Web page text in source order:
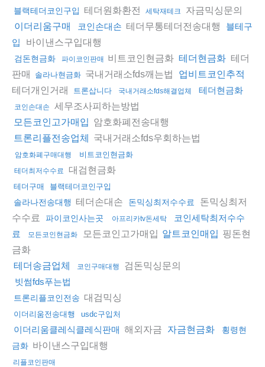
블랙테더코인구입 테더원화환전 세탁재테크 자금믹싱문의
이더리움구매 코인손대손 테더무통테더전송대행
블테구
입
바이낸스구입대행
검돈현금화 파이코인판매 비트코인현금화 테더현금화 테더
판매
솔라나현금화 국내거래소fds깨는법 업비트코인추적
테더개인거래 트론삽니다 국내거래소fds해결업체 테더현금화
코인손대손 세무조사피하는방법
모든코인고가매입 암호화폐전송대행
트론리플전송업체 국내거래소fds우회하는법
암호화폐구매대행 비트코인현금화
테더최저수수료 대검현금화
테더구매 블랙테더코인구입
솔라나전송대행 테더손대손 돈믹싱최저수수료
돈믹싱최저
수수료
파이코인사는곳 아프리카tv돈세탁
코인세탁최저수수
료
모든코인현금화 모든코인고가매입 알트코인매입 핑돈현
금화
테더송금업체 코인구매대행 검돈믹싱문의
빗썸fds푸는법
트론리플코인전송 대검믹싱
이더리움전송대행 usdc구입처
이더리움클레식클레식판매 해외자금 자금현금화
횡령현
금화 바이낸스구입대행
리플코인판매